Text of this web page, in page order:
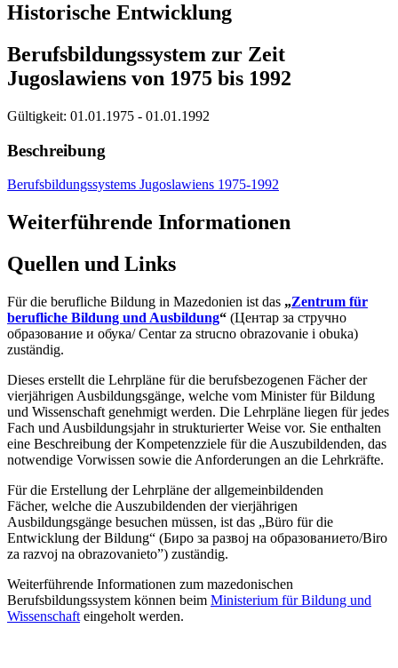
Historische Entwicklung
Berufsbildungssystem zur Zeit
Jugoslawiens von 1975 bis 1992
Gültigkeit: 01.01.1975 - 01.01.1992
Beschreibung
Berufsbildungssystems Jugoslawiens 1975-1992
Weiterführende Informationen
Quellen und Links
Für die berufliche Bildung in Mazedonien ist das „Zentrum für
berufliche Bildung und Ausbildung“ (Центар за стручно
образование и обука/ Centar za strucno obrazovanie i obuka)
zuständig.
Dieses erstellt die Lehrpläne für die berufsbezogenen Fächer der
vierjährigen Ausbildungsgänge, welche vom Minister für Bildung
und Wissenschaft genehmigt werden. Die Lehrpläne liegen für jedes
Fach und Ausbildungsjahr in strukturierter Weise vor. Sie enthalten
eine Beschreibung der Kompetenzziele für die Auszubildenden, das
notwendige Vorwissen sowie die Anforderungen an die Lehrkräfte.
Für die Erstellung der Lehrpläne der allgemeinbildenden
Fächer, welche die Auszubildenden der vierjährigen
Ausbildungsgänge besuchen müssen, ist das „Büro für die
Entwicklung der Bildung“ (Биро за развој на образованието/Biro
za razvoj na obrazovanieto”) zuständig.
Weiterführende Informationen zum mazedonischen
Berufsbildungssystem können beim Ministerium für Bildung und
Wissenschaft eingeholt werden.